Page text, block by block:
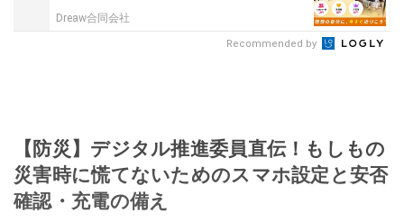
Dreaw合同会社
Recommended by
【防災】デジタル推進委員直伝！もしもの
災害時に慌てないためのスマホ設定と安否
確認・充電の備え